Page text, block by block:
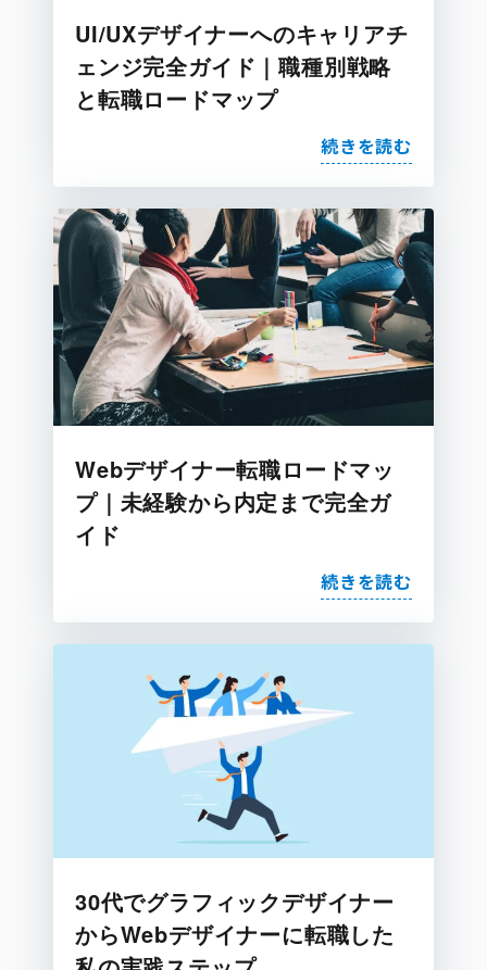
UI/UXデザイナーへのキャリアチ
ェンジ完全ガイド｜職種別戦略
と転職ロードマップ
続きを読む
Webデザイナー転職ロードマッ
プ｜未経験から内定まで完全ガ
イド
続きを読む
30代でグラフィックデザイナー
からWebデザイナーに転職した